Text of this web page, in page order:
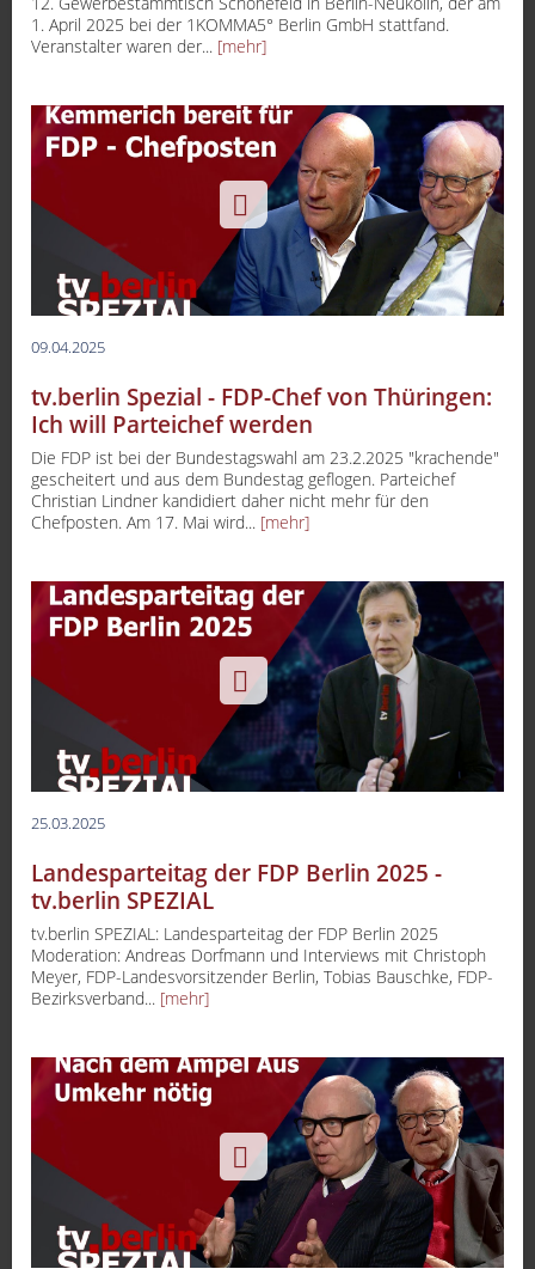
1. April 2025 bei der 1KOMMA5° Berlin GmbH stattfand.
Veranstalter waren der... [mehr]
09.04.2025
tv.berlin Spezial - FDP-Chef von Thüringen:
Ich will Parteichef werden
Die FDP ist bei der Bundestagswahl am 23.2.2025 "krachende"
gescheitert und aus dem Bundestag geflogen. Parteichef
Christian Lindner kandidiert daher nicht mehr für den
Chefposten. Am 17. Mai wird... [mehr]
25.03.2025
Landesparteitag der FDP Berlin 2025 -
tv.berlin SPEZIAL
tv.berlin SPEZIAL: Landesparteitag der FDP Berlin 2025
Moderation: Andreas Dorfmann und Interviews mit Christoph
Meyer, FDP-Landesvorsitzender Berlin, Tobias Bauschke, FDP-
Bezirksverband... [mehr]